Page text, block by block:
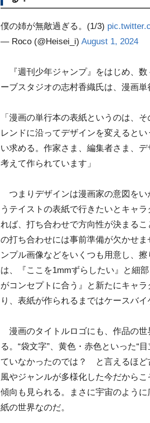
僕の姉が無敵過ぎる。(1/3)
— Roco (@Heisei_i) August 1, 2024
『週刊少年ジャンプ』をはじめ、数
ーブスタジオの志村香織氏は、漫画
「漫画の単行本の表紙というのは、
レンドに沿ってデザインを変えると
い求める。作家さま、編集者さま、
考えて作られています」
つまりデザインは漫画家の意図をい
うテイストの表紙で行きたいとキャ
れば、打ち合わせで方向性が決まる
の打ち合わせには事前準備が欠かせ
ンプル画像などをいくつも用意し、
は、『ここを1mmずらしたい』と細
がコンセプトに合う』と新たにキャ
り、表紙が作られるまではケースバ
漫画のタイトルロゴにも、作品の
る。“袋文字”、黄色・赤色といった“
ていなかったのでは？ と言えるほど
風やジャンルが多様化した今だから
傾向も見られる。まさに宇宙のよう
紙の世界なのだ。